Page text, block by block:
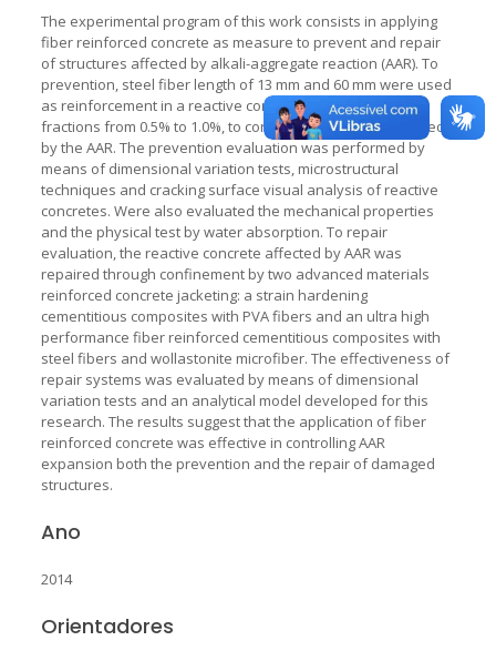
The experimental program of this work consists in applying
fiber reinforced concrete as measure to prevent and repair
of structures affected by alkali-aggregate reaction (AAR). To
prevention, steel fiber length of 13 mm and 60 mm were used
as reinforcement in a reactive concrete on volumetric
fractions from 0.5% to 1.0%, to control the expansion caused
by the AAR. The prevention evaluation was performed by
means of dimensional variation tests, microstructural
techniques and cracking surface visual analysis of reactive
concretes. Were also evaluated the mechanical properties
and the physical test by water absorption. To repair
evaluation, the reactive concrete affected by AAR was
repaired through confinement by two advanced materials
reinforced concrete jacketing: a strain hardening
cementitious composites with PVA fibers and an ultra high
performance fiber reinforced cementitious composites with
steel fibers and wollastonite microfiber. The effectiveness of
repair systems was evaluated by means of dimensional
variation tests and an analytical model developed for this
research. The results suggest that the application of fiber
reinforced concrete was effective in controlling AAR
expansion both the prevention and the repair of damaged
structures.
Ano
2014
Orientadores